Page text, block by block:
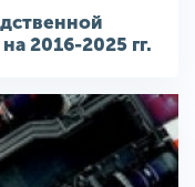
2016-2025 гг.